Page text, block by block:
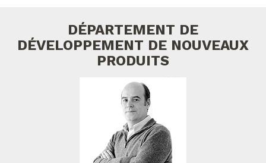
DÉPARTEMENT DE
DÉVELOPPEMENT DE NOUVEAUX
PRODUITS